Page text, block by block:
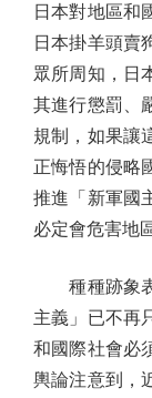
日本對地區和
日本掛羊頭賣
眾所周知，日
其進行懲罰、
規制，如果讓
正悔悟的侵略
推進「新軍國
必定會危害地
種種跡象表
主義」已不再
和國際社會必
輿論注意到，